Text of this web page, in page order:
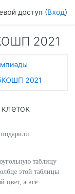
доступ (Вход)
2021
2021
таблицу
этой таблицы
цвет, а все